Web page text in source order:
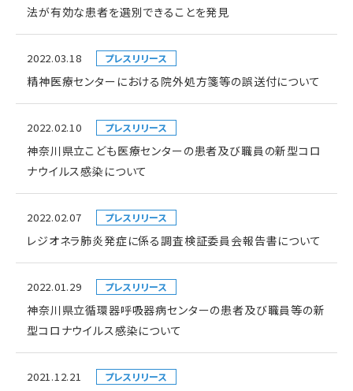
法が有効な患者を選別できることを発見
2022.03.18 プレスリリース
精神医療センターにおける院外処方箋等の誤送付について
2022.02.10 プレスリリース
神奈川県立こども医療センターの患者及び職員の新型コロ
ナウイルス感染について
2022.02.07 プレスリリース
レジオネラ肺炎発症に係る調査検証委員会報告書について
2022.01.29 プレスリリース
神奈川県立循環器呼吸器病センターの患者及び職員等の新
型コロナウイルス感染について
2021.12.21 プレスリリース